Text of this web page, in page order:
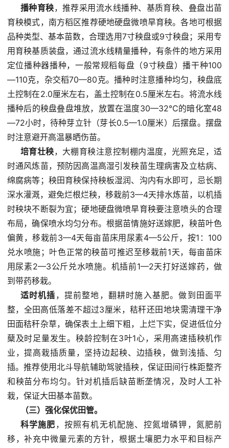
播种育秧，推荐采用流水线播种、基质育秧、叠盘出苗
育秧模式，南方稻区推荐硬地硬盘微喷旱育秧。各地可根据
品种类型、基本苗数，合理选用7寸秧盘或9寸秧盘；采用专
用育秧基质装盘，通过流水线精量播种，有条件的地方采用
定位播种器播种，一般常规稻每盘（9寸秧盘）播干种100
—110克，杂交稻70—80克。播种时注意播种均匀，秧盘底
土控制在2.0厘米左右，盖土控制在0.5厘米左右。将流水线
播种后的秧盘叠盘堆放，放置在温度30—32℃的暗化室48
—72小时，待种芽立针（芽长0.5—1.0厘米）后摆盘。摆盘
时注意避开高温暴晒伤苗。
培育壮秧，大棚育秧注意控制棚内温度，光照充足，适
时通风炼苗，预防因高温高湿引发秧苗生理病害及立枯病、
绵腐病等；秧田育秧保持秧板湿润、沟内有水即可，忌长期
深水灌溉，避免烂根烂秧，移栽前3—4天排水炼苗，以机插
时秧块不断裂为宜；硬地硬盘微喷旱育秧要注意喷头的合理
布局，确保喷水均匀分布。根据苗情施好送嫁肥，秧苗叶色
偏黄，移栽前3—4天每亩苗床用尿素4—5公斤，按1：100
兑水喷施；叶色正常的秧苗可推迟至移栽前1天，每亩苗床
用尿素2—3公斤兑水喷施。机插前1—2天打好送嫁药，做
到带药移栽。
适时机插 ，提前整地，翻耕时施入基肥。做到田面平
整，全田高低落差不超过3厘米，秸秆还田地块需清理干净
田面秸秆杂草，确保表土上细下粗，上烂下实，促进低位分
蘖及时足量发生。秧龄控制在3叶1心，采用高速插秧机作
业，提高栽插质量，坚持边起秧、边插秧，做到浅插、匀
插。推荐使用北斗导航辅助驾驶插秧，保证田间行株距整齐
和秧苗分布均匀。针对机插后缺苗断垄情况，及时人工补
栽，保证大田基本苗数。
（三）强化保优田管。
科学施肥 ，按照有机无机配施、控氮增磷钾，氮肥前
移，补充中微量元素的方针，根据土壤肥力水平和目标产